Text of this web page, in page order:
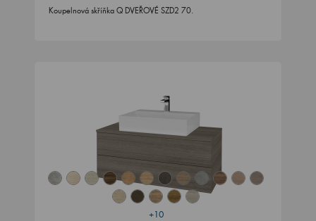
Koupelnová skříňka Q DVEŘOVÉ SZD2 70.
+10